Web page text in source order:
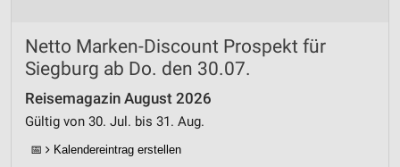
Netto Marken-Discount Prospekt für
Siegburg ab Do. den 30.07.
Reisemagazin August 2026
Gültig von 30. Jul. bis 31. Aug.
📅 Kalendereintrag erstellen